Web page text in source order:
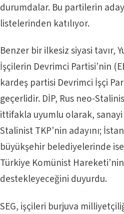
durumdalar. Bu partilerin
listelerinden katılıyor.
Benzer bir ilkesiz siyasi tavır,
İşçilerin Devrimci Partisi’nin
kardeş partisi Devrimci İşçi
geçerlidir. DİP, Rus neo-
ittifakla uyumlu olarak, sanayi
Stalinist TKP’nin adayını;
büyükşehir belediyelerinde
Türkiye Komünist
destekleyeceğini duyurdu.
SEG, işçileri burjuva